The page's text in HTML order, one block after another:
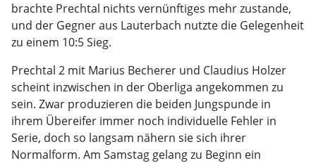
brachte Prechtal nichts vernünftiges mehr zustande,
und der Gegner aus Lauterbach nutzte die Gelegenheit
zu einem 10:5 Sieg.
Prechtal 2 mit Marius Becherer und Claudius Holzer
scheint inzwischen in der Oberliga angekommen zu
sein. Zwar produzieren die beiden Jungspunde in
ihrem Übereifer immer noch individuelle Fehler in
Serie, doch so langsam nähern sie sich ihrer
Normalform. Am Samstag gelang zu Beginn ein